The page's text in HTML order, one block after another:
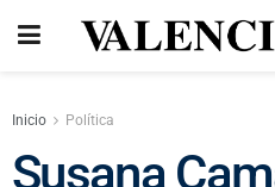
Inicio Política
Susana